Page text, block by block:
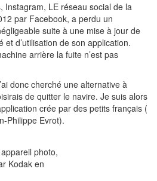
Instagram, LE réseau social de la
par Facebook, a perdu un
suite à une mise à jour de
d’utilisation de son application.
arrière la fuite n’est pas
donc cherché une alternative à
de quitter le navire. Je suis alors
crée par des petits français (
Philippe Evrot).
photo,
Kodak en